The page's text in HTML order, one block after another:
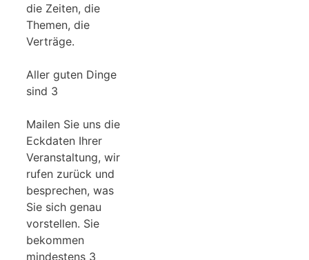
die Zeiten, die
Themen, die
Verträge.
Aller guten Dinge
sind 3
Mailen Sie uns die
Eckdaten Ihrer
Veranstaltung, wir
rufen zurück und
besprechen, was
Sie sich genau
vorstellen. Sie
bekommen
mindestens 3